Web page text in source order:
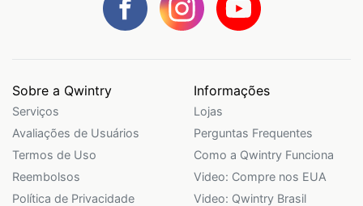
Sobre a Qwintry
Serviços
Avaliações de Usuários
Termos de Uso
Reembolsos
Política de Privacidade
Informações
Lojas
Perguntas Frequentes
Como a Qwintry Funciona
Video: Compre nos EUA
Video: Qwintry Brasil